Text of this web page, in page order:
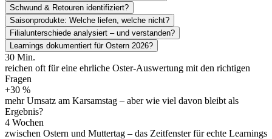
Schwund & Retouren identifiziert?
Saisonprodukte: Welche liefen, welche nicht?
Filialunterschiede analysiert – und verstanden?
Learnings dokumentiert für Ostern 2026?
30 Min.
reichen oft für eine ehrliche Oster-Auswertung mit den richtigen
Fragen
+30 %
mehr Umsatz am Karsamstag – aber wie viel davon bleibt als
Ergebnis?
4 Wochen
zwischen Ostern und Muttertag – das Zeitfenster für echte Learnings